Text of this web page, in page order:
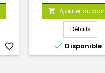
favorite_border
de
base
 Ajouter au
Détails
 Disponible